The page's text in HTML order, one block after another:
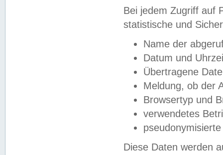
Bei jedem Zugriff auf
statistische und
Name der
Datum und
Übertragene
Meldung, ob der
Browsertyp und
verwendetes
Diese Daten werden